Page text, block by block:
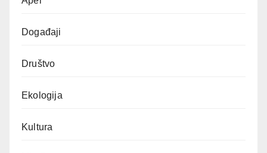
Događaji
Društvo
Ekologija
Kultura